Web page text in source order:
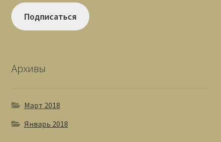
Подписаться
Архивы
Март 2018
Январь 2018